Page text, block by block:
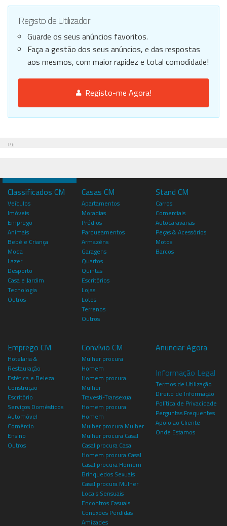
Registo de Utilizador
Guarde os seus anúncios favoritos.
Faça a gestão dos seus anúncios, e das respostas
aos mesmos, com maior rapidez e total comodidade!
Registo-me Agora!
Pub
Classificados CM
Veículos
Imóveis
Emprego
Animais
Bebé e Criança
Moda
Lazer
Desporto
Casa e Jardim
Tecnologia
Outros
Casas CM
Apartamentos
Moradias
Prédios
Parqueamentos
Armazéns
Garagens
Quartos
Quintas
Escritórios
Lojas
Lotes
Terrenos
Outros
Stand CM
Carros
Comerciais
Autocaravanas
Peças & Acessórios
Motos
Barcos
Emprego CM
Hotelaria &
Restauração
Estética e Beleza
Construção
Escritório
Serviços Domésticos
Automóvel
Comércio
Ensino
Outros
Convívio CM
Mulher procura
Homem
Homem procura
Mulher
Travesti-Transexual
Homem procura
Homem
Mulher procura Mulher
Mulher procura Casal
Casal procura Casal
Homem procura Casal
Casal procura Homem
Brinquedos Sexuais
Casal procura Mulher
Locais Sensuais
Encontros Casuais
Conexões Perdidas
Amizades
Anunciar Agora
Informação Legal
Termos de Utilização
Direito de Informação
Política de Privacidade
Perguntas Frequentes
Apoio ao Cliente
Onde Estamos